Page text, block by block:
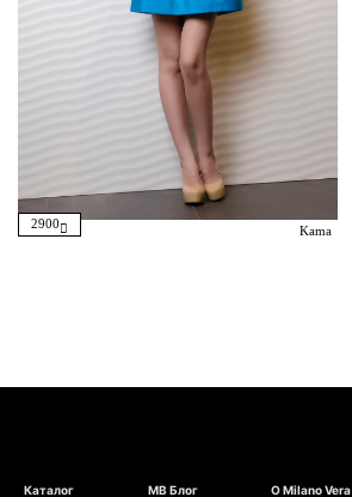
2900 Kama
Каталог
МВ Блог
О Milano Vera